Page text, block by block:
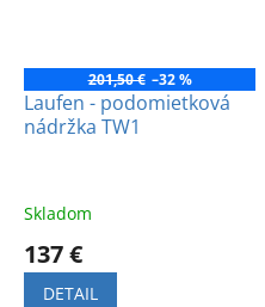
201,50 € –32 %
Laufen - podomietková
nádržka TW1
Skladom
137 €
DETAIL